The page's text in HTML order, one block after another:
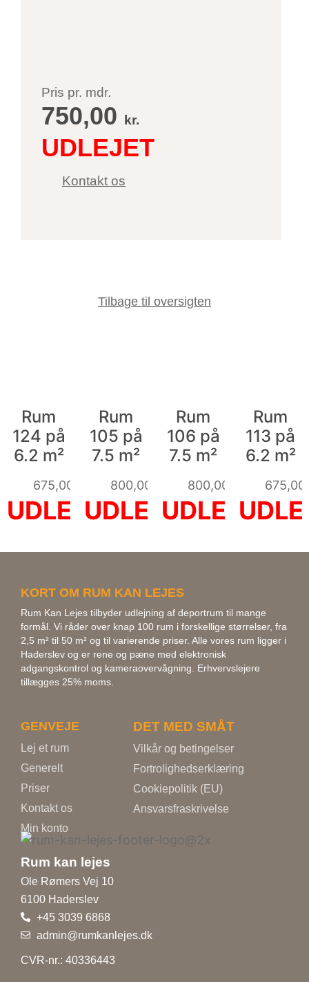
Pris pr. mdr.
750,00 kr.
Kontakt os
Tilbage til oversigten
Rum
124 på
6.2 m²
675,00
Rum
105 på
7.5 m²
800,00
Rum
106 på
7.5 m²
800,00
Rum
113 på
6.2 m²
675,00
KORT OM RUM KAN LEJES
Rum Kan Lejes tilbyder udlejning af deportrum til mange
formål. Vi råder over knap 100 rum i forskellige størrelser, fra
2,5 m² til 50 m² og til varierende priser. Alle vores rum ligger i
Haderslev og er rene og pæne med elektronisk
adgangskontrol og kameraovervågning. Erhvervslejere
tillægges 25% moms.
GENVEJE
Lej et rum
Generelt
Priser
Kontakt os
Min konto
DET MED SMÅT
Vilkår og betingelser
Fortrolighedserklæring
Cookiepolitik (EU)
Ansvarsfraskrivelse
Rum kan lejes
Ole Rømers Vej 10
6100 Haderslev
+45 3039 6868
admin@rumkanlejes.dk
CVR-nr.: 40336443